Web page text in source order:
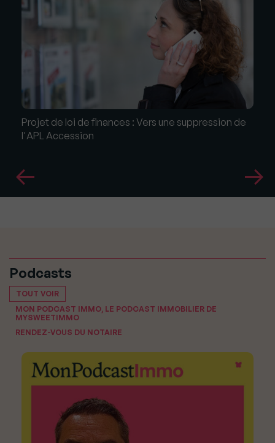
Projet de loi de finances : Vers une suppression de
l'APL Accession
Podcasts
TOUT VOIR
MON PODCAST IMMO, LE PODCAST IMMOBILIER DE
MYSWEETIMMO
RENDEZ-VOUS DU NOTAIRE